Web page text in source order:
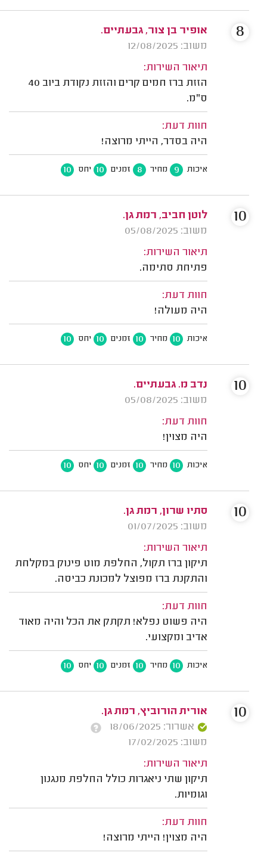
אופיר בן צור, גבעתיים.
משוב: 12/08/2025
תיאור השירות:
הזזת ברז חמים קרים והזזת נקודת ביוב 40
ס"מ.
חוות דעת:
היה בסדר, הייתי מרוצה!
איכות 9 מחיר 8 זמנים 10 יחס 10
8
לוטן חביב, רמת גן.
משוב: 05/08/2025
תיאור השירות:
פתיחת סתימה.
חוות דעת:
היה מעולה!
איכות 10 מחיר 10 זמנים 10 יחס 10
10
נדב מ. גבעתיים.
משוב: 05/08/2025
חוות דעת:
היה מצוין!
איכות 10 מחיר 10 זמנים 10 יחס 10
10
סתיו שרון, רמת גן.
משוב: 01/07/2025
תיאור השירות:
תיקון ברז תקול, החלפת מוט פינוק במקלחת
והתקנת ברז מפוצל למכונת כביסה.
חוות דעת:
היה פשוט נפלא! תקתק את הכל והיה מאוד
אדיב ומקצועי.
איכות 10 מחיר 10 זמנים 10 יחס 10
10
אורית הורוביץ, רמת גן.
אשרור: 18/06/2025
משוב: 17/02/2025
תיאור השירות:
תיקון שתי ניאגרות כולל החלפת מנגנון
וגומיות.
חוות דעת:
היה מצוין! הייתי מרוצה!
10